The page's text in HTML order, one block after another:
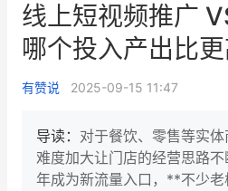
新零售大会 新零
增长产品指南
线上短视频推广
哪个投入产出比更
有赞说 2025-09-15 11:47
导读： 对于餐饮、零售等实
难度加大让门店的经营思路
年成为新流量入口，**不少